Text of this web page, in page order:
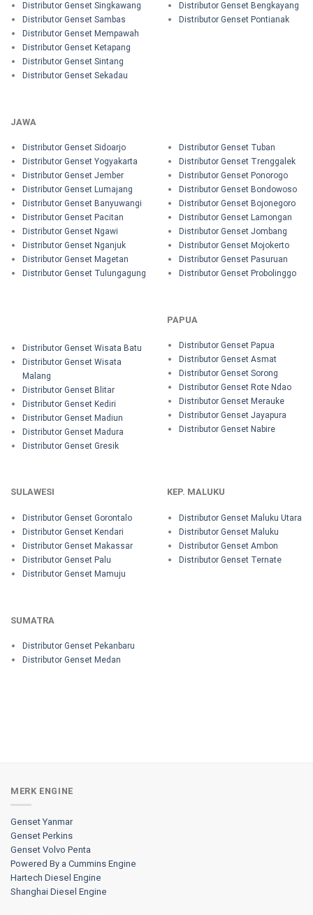
Distributor Genset Singkawang
Distributor Genset Sambas
Distributor Genset Mempawah
Distributor Genset Ketapang
Distributor Genset Sintang
Distributor Genset Sekadau
Distributor Genset Bengkayang
Distributor Genset Pontianak
JAWA
Distributor Genset Sidoarjo
Distributor Genset Yogyakarta
Distributor Genset Jember
Distributor Genset Lumajang
Distributor Genset Banyuwangi
Distributor Genset Pacitan
Distributor Genset Ngawi
Distributor Genset Nganjuk
Distributor Genset Magetan
Distributor Genset Tulungagung
Distributor Genset Tuban
Distributor Genset Trenggalek
Distributor Genset Ponorogo
Distributor Genset Bondowoso
Distributor Genset Bojonegoro
Distributor Genset Lamongan
Distributor Genset Jombang
Distributor Genset Mojokerto
Distributor Genset Pasuruan
Distributor Genset Probolinggo
Distributor Genset Wisata Batu
Distributor Genset Wisata
Malang
Distributor Genset Blitar
Distributor Genset Kediri
Distributor Genset Madiun
Distributor Genset Madura
Distributor Genset Gresik
PAPUA
Distributor Genset Papua
Distributor Genset Asmat
Distributor Genset Sorong
Distributor Genset Rote Ndao
Distributor Genset Merauke
Distributor Genset Jayapura
Distributor Genset Nabire
SULAWESI
Distributor Genset Gorontalo
Distributor Genset Kendari
Distributor Genset Makassar
Distributor Genset Palu
Distributor Genset Mamuju
KEP. MALUKU
Distributor Genset Maluku Utara
Distributor Genset Maluku
Distributor Genset Ambon
Distributor Genset Ternate
SUMATRA
Distributor Genset Pekanbaru
Distributor Genset Medan
MERK ENGINE
Genset Yanmar
Genset Perkins
Genset Volvo Penta
Powered By a Cummins Engine
Hartech Diesel Engine
Shanghai Diesel Engine